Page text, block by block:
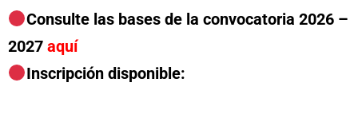
Consulte las bases de la convocatoria 2026 –
2027 aquí
Inscripción disponible: